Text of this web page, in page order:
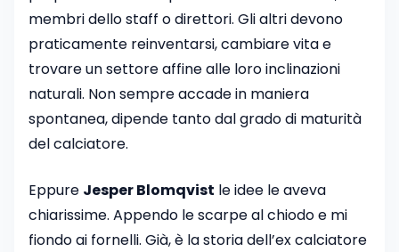
membri dello staff o direttori. Gli altri devono
praticamente reinventarsi, cambiare vita e
trovare un settore affine alle loro inclinazioni
naturali. Non sempre accade in maniera
spontanea, dipende tanto dal grado di maturità
del calciatore.
Eppure Jesper Blomqvist le idee le aveva
chiarissime. Appendo le scarpe al chiodo e mi
fiondo ai fornelli. Già, è la storia dell’ex calciatore